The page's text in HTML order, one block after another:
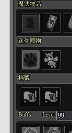
魔法物品
迷你寵物
稱號
Buffs Level